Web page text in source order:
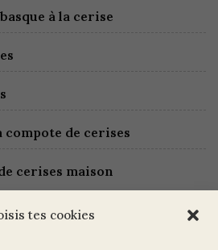
tes cookies
à la cerise
compote de cerises
cerises maison